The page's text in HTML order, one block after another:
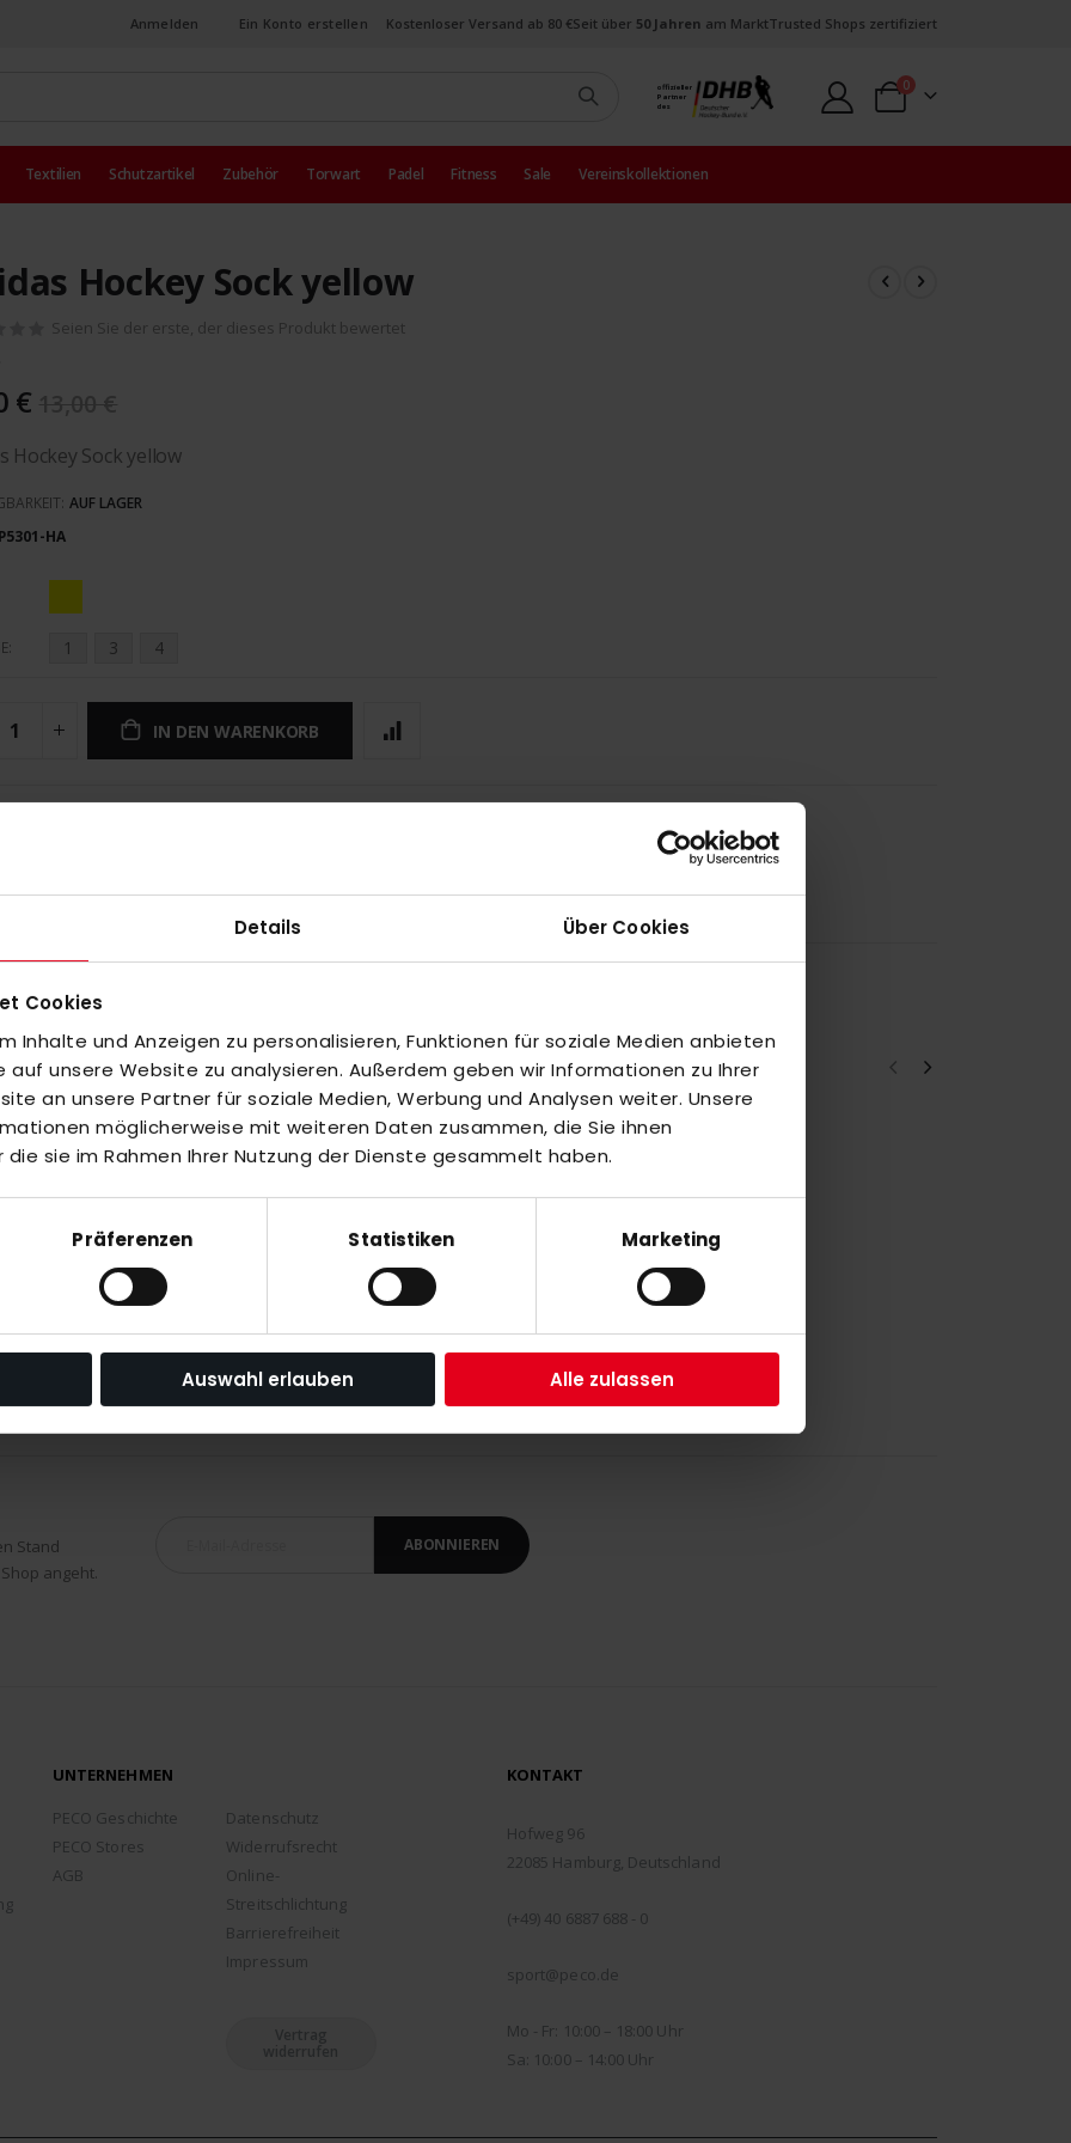
Details Über Cookies
Cookies
Inhalte und Anzeigen zu personalisieren, Funktionen für soziale Medien anbieten
auf unsere Website zu analysieren. Außerdem geben wir Informationen zu Ihrer
an unsere Partner für soziale Medien, Werbung und Analysen weiter. Unsere
möglicherweise mit weiteren Daten zusammen, die Sie ihnen
sie im Rahmen Ihrer Nutzung der Dienste gesammelt haben.
Präferenzen Statistiken Marketing
Auswahl erlauben Alle zulassen
Anmelden Ein Konto erstellen Kostenloser Versand ab 80 €Seit über 50 Jahren am MarktTrusted Shops zertifiziert
offizieller
Partner
des
Warenkorb
0Artikel
Textilien Schutzartikel Zubehör Torwart Padel Fitness Sale Vereinskollektionen
Hockey Sock yellow
Seien Sie der erste, der dieses Produkt bewertet
€
Hockey Sock yellow
AUF LAGER
HA
1 3 4
IN DEN WARENKORB
oderAlle auswählen
Stand
angeht.
ABONNIEREN
UNTERNEHMEN
PECO Geschichte
PECO Stores
AGB
Datenschutz
Widerrufsrecht
Online-
Streitschlichtung
Barrierefreiheit
Impressum
Vertrag
widerrufen
KONTAKT
Hofweg 96
22085 Hamburg, Deutschland
(+49) 40 6887 688 - 0
sport@peco.de
Mo - Fr: 10:00 – 18:00 Uhr
Sa: 10:00 – 14:00 Uhr